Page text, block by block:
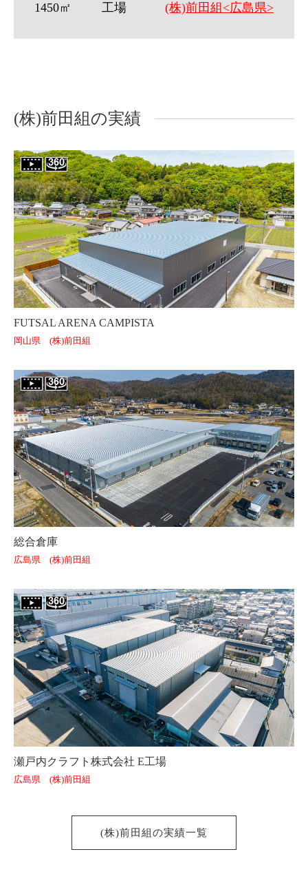
1450㎡ 工場 (株)前田組<広島県>
(株)前田組の実績
FUTSAL ARENA CAMPISTA
岡山県 (株)前田組
総合倉庫
広島県 (株)前田組
瀬戸内クラフト株式会社 E工場
広島県 (株)前田組
(株)前田組の実績一覧